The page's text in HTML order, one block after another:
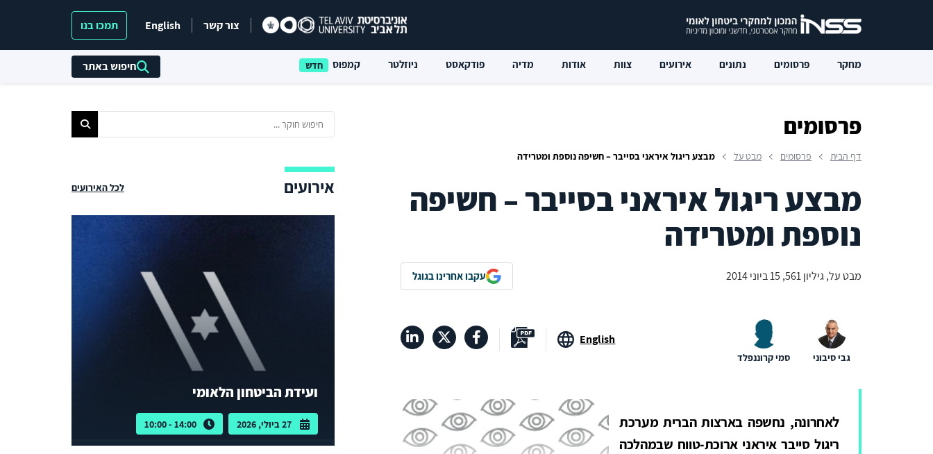
צור קשר English תמכו בנו
מחקר פרסומים נתונים אירועים צוות אודות מדיה פודקאסט ניוזלטר קמפוס חיפוש באתר
פרסומים
דף הבית פרסומים מבט על מבצע ריגול איראני בסייבר – חשיפה נוספת ומטרידה
מבצע ריגול איראני בסייבר – חשיפה
נוספת ומטרידה
מבט על, גיליון 561, 15 ביוני 2014 עקבו אחרינו בגוגל
English
גבי סיבוני סמי קרוננפלד
לאחרונה, נחשפה בארצות הברית מערכת
ריגול סייבר איראני ארוכת-טווח שבמהלכה
אירועים לכל האירועים
ועידת הביטחון הלאומי
27 ביולי, 2026 14:00 - 10:00